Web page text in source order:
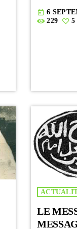
today 6
229
5
LE